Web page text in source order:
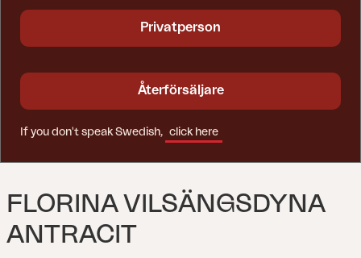
FLORINA VILSÄNGSDYNA
ANTRACIT
Privatperson
Återförsäljare
If you don't speak Swedish, click here